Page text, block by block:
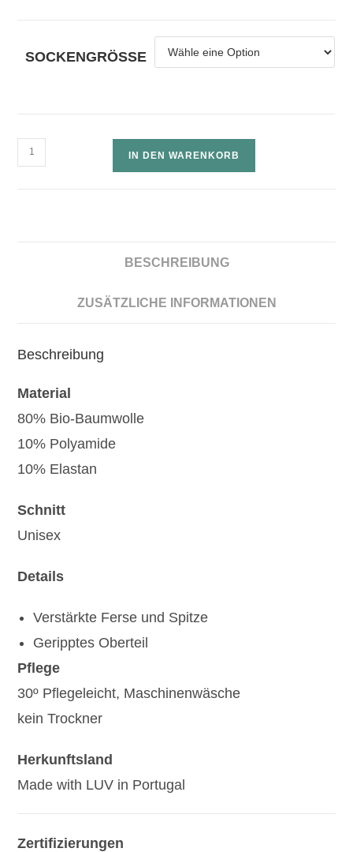
SOCKENGRÖSSE
IN DEN WARENKORB
BESCHREIBUNG
ZUSÄTZLICHE INFORMATIONEN
Beschreibung
Material
80% Bio-Baumwolle
10% Polyamide
10% Elastan
Schnitt
Unisex
Details
Verstärkte Ferse und Spitze
Geripptes Oberteil
Pflege
30º Pflegeleicht, Maschinenwäsche
kein Trockner
Herkunftsland
Made with LUV in Portugal
Zertifizierungen